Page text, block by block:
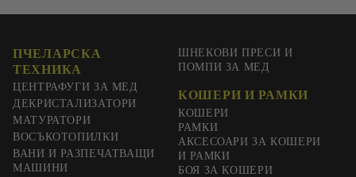
ПЧЕЛАРСКА
ТЕХНИКА
ЦЕНТРАФУГИ ЗА МЕД
ДЕКРИСТАЛИЗАТОРИ
МАТУРАТОРИ
ВОСЪКОТОПИЛКИ
ВАНИ И РАЗПЕЧАТВАЩИ
МАШИНИ
ШНЕКОВИ ПРЕСИ И
ПОМПИ ЗА МЕД
КОШЕРИ И РАМКИ
КОШЕРИ
РАМКИ
АКСЕСОАРИ ЗА КОШЕРИ
И РАМКИ
БОЯ ЗА КОШЕРИ